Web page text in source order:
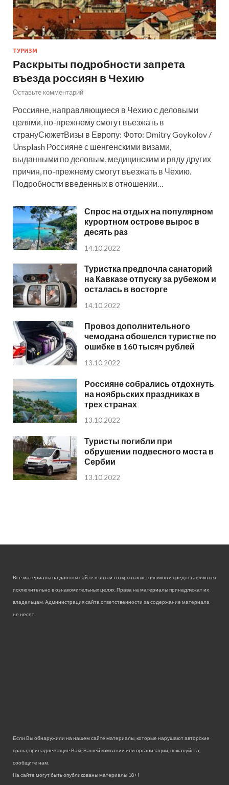
ТУРИЗМ
Раскрыты подробности запрета
въезда россиян в Чехию
Оставьте комментарий
Россияне, направляющиеся в Чехию с деловыми
целями, по-прежнему смогут въезжать в
странуСюжетВизы в Европу: Фото: Dmitry Goykolov /
Unsplash Россияне с шенгенскими визами,
выданными по деловым, медицинским и ряду других
причин, по-прежнему смогут въезжать в Чехию.
Подробности введенных в отношении…
Спрос на отдых на популярном
курортном острове вырос в
десять раз
14.10.2022
Туристка предпочла санаторий
на Кавказе отпуску за рубежом и
осталась в восторге
14.10.2022
Провоз дополнительного
чемодана обошелся туристке по
ошибке в 160 тысяч рублей
13.10.2022
Россияне собрались отдохнуть
на ноябрьских праздниках в
трех странах
13.10.2022
Туристы погибли при
обрушении подвесного моста в
Сербии
13.10.2022
Все материалы на данном сайте взяты из открытых источников и предоставляются
исключительно в ознакомительных целях. Права на материалы принадлежат их
владельцам. Администрация сайта ответственности за содержание материала
не несет.
Если Вы обнаружили на нашем сайте материалы, которые нарушают авторские
права, принадлежащие Вам, Вашей компании или организации, пожалуйста,
сообщите нам.
На сайте могут быть опубликованы материалы 18+!